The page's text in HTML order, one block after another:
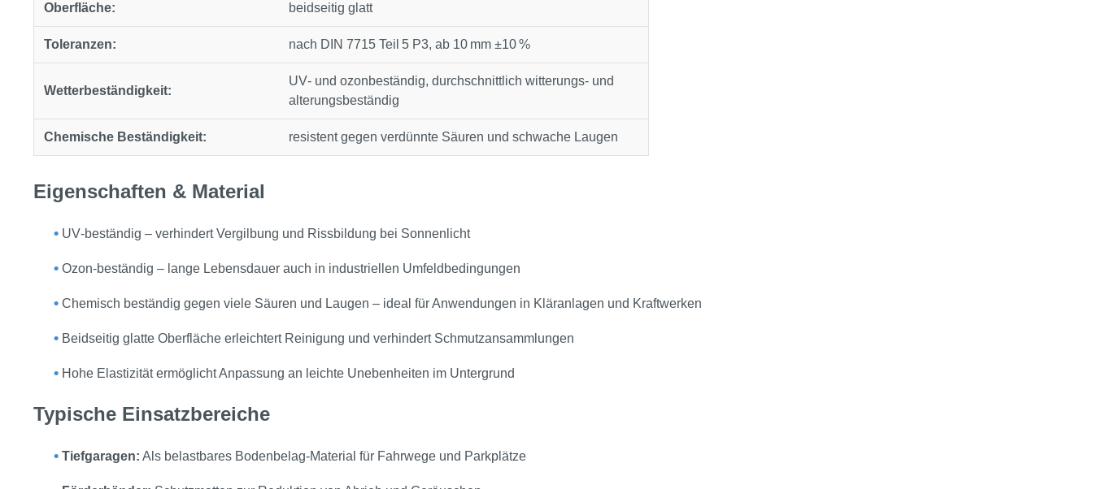
Oberfläche: beidseitig glatt
Toleranzen: nach DIN 7715 Teil 5 P3, ab 10 mm ±10 %
Wetterbeständigkeit:
UV‑ und ozonbeständig, durchschnittlich witterungs- und
alterungsbeständig
Chemische Beständigkeit: resistent gegen verdünnte Säuren und schwache Laugen
Eigenschaften & Material
• UV‑beständig – verhindert Vergilbung und Rissbildung bei Sonnenlicht
• Ozon‑beständig – lange Lebensdauer auch in industriellen Umfeldbedingungen
• Chemisch beständig gegen viele Säuren und Laugen – ideal für Anwendungen in Kläranlagen und Kraftwerken
• Beidseitig glatte Oberfläche erleichtert Reinigung und verhindert Schmutzansammlungen
• Hohe Elastizität ermöglicht Anpassung an leichte Unebenheiten im Untergrund
Typische Einsatzbereiche
• Tiefgaragen: Als belastbares Bodenbelag‑Material für Fahrwege und Parkplätze